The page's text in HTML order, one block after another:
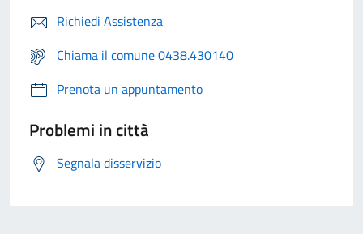
Richiedi Assistenza
Chiama il comune 0438.430140
Prenota un appuntamento
Problemi in città
Segnala disservizio